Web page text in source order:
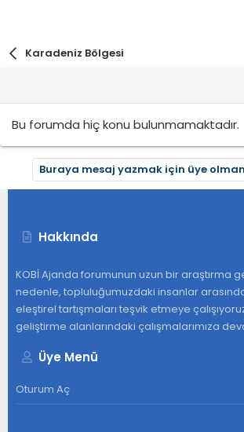
Karadeniz Bölgesi
Bu forumda hiç konu bulunmamaktadır.
Buraya mesaj yazmak için üye
Hakkında
KOBİ Ajanda forumunun uzun bir araştırma
nedenle, topluluğumuzdaki insanlar
eleştirel tartışmaları teşvik etmeye
geliştirme alanlarındaki çalışmalarımıza
Üye Menü
Oturum Aç